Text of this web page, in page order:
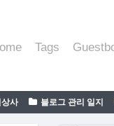
Tags
사 블로그 관리 일지